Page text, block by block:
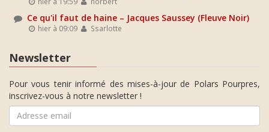
Ce qu'il faut de haine – Jacques Saussey (Fleuve Noir)
hier à 09:09 Ssarlotte
Newsletter
Pour vous tenir informé des mises-à-jour de Polars Pourpres,
inscrivez-vous à notre newsletter !